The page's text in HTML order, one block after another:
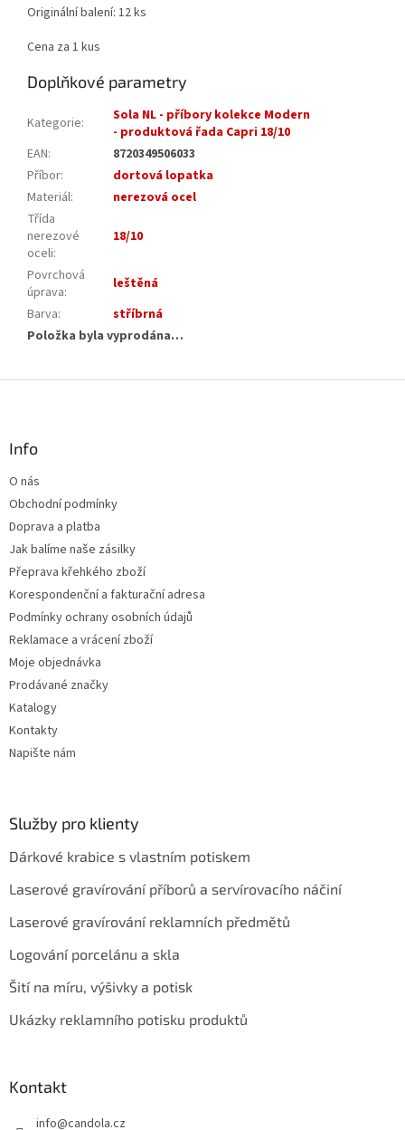
Originální balení: 12 ks
Cena za 1 kus
Doplňkové parametry
Kategorie:
Sola NL - příbory kolekce Modern
- produktová řada Capri 18/10
EAN:
8720349506033
Příbor:
dortová lopatka
Materiál:
nerezová ocel
Třída
nerezové
oceli:
18/10
Povrchová
úprava:
leštěná
Barva:
stříbrná
Položka byla vyprodána…
Info
O nás
Obchodní podmínky
Doprava a platba
Jak balíme naše zásilky
Přeprava křehkého zboží
Korespondenční a fakturační adresa
Podmínky ochrany osobních údajů
Reklamace a vrácení zboží
Moje objednávka
Prodávané značky
Katalogy
Kontakty
Napište nám
Služby pro klienty
Dárkové krabice s vlastním potiskem
Laserové gravírování příborů a servírovacího náčiní
Laserové gravírování reklamních předmětů
Logování porcelánu a skla
Šití na míru, výšivky a potisk
Ukázky reklamního potisku produktů
Kontakt
info@candola.cz